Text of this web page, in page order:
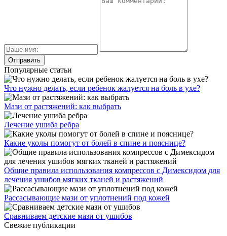
Популярные статьи
Что нужно делать, если ребенок жалуется на боль в ухе?
Мази от растяжений: как выбрать
Лечение ушиба ребра
Какие уколы помогут от болей в спине и пояснице?
Общие правила использования компрессов с Димексидом для
лечения ушибов мягких тканей и растяжений
Рассасывающие мази от уплотнений под кожей
Сравниваем детские мази от ушибов
Свежие публикации